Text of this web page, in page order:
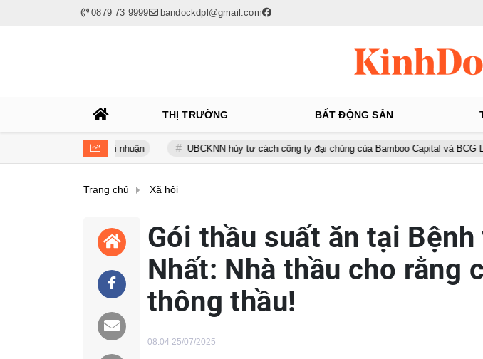
0879 73 9999 bandockdpl@gmail.com
THỊ TRƯỜNG BẤT ĐỘNG SẢN
vay nuốt trọn lợi nhuận UBCKNN hủy tư cách công ty đại chúng của Bamboo Capital và BCG Land
Trang chủ Xã hội
Gói thầu suất ăn tại
Nhất: Nhà thầu cho rằng
thông thầu!
08:04 25/07/2025